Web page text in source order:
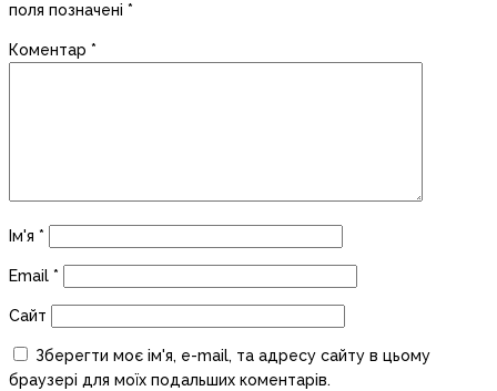
поля позначені *
Коментар *
Ім'я *
Email *
Сайт
Зберегти моє ім'я, e-mail, та адресу сайту в цьому
браузері для моїх подальших коментарів.